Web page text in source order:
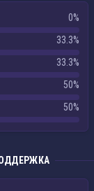
0%
33.3%
33.3%
50%
50%